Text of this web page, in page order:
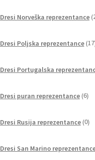
Dresi Norveška reprezentance
Dresi Poljska reprezentance 17
Dresi Portugalska
Dresi puran reprezentance 6
Dresi Rusija reprezentance 0
Dresi San Marino